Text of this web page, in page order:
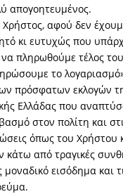
απογοητευμένος.
αφού δεν
κι ευτυχώς που
πληρωθούμε τέλος
το
πρόσφατων εκλογών
Ελλάδας που
στον πολίτη και
όπως του Χρήστου
κάτω από τραγικές
εισόδημα και